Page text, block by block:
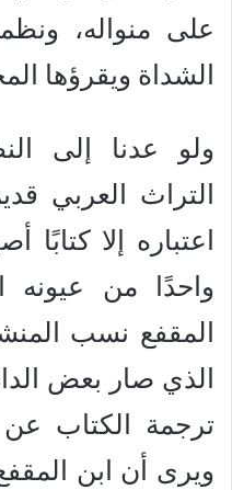
على منواله،
الشداة ويقرؤها
ولو عدنا إلى
التراث العربي
اعتباره إلا كتابًا
واحدًا من عيونه
المقفع نسب
الذي صار بعض
ترجمة الكتاب عن
ويرى أن ابن